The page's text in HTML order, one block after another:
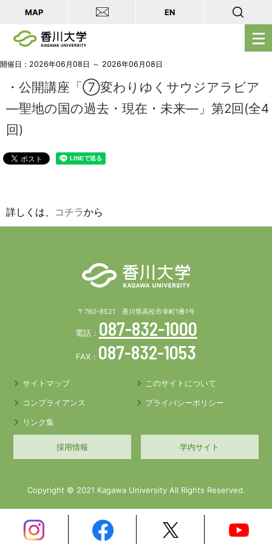
メ
ニ
ー
開
MAP EN
開催日：2026年06月08日 ～ 2026年06月08日
・公開講座「⑦変わりゆくサウジアラビア
―聖地の国の過去・現在・未来―」第2回(全4
回)
詳しくは、 コチラから
〒760-8521 香川県高松市幸町1番1号
電話： 087-832-1000
FAX： 087-832-1053
サイトマップ
このサイトについて
コンプライアンス
プライバシーポリシー
リンク集
採用情報 学内サイト
Copyright © 2021 Kagawa University All Rights Reserved.